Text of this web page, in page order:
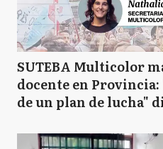
SUTEBA Multicolor
docente en Provincia:
de un plan de lucha"